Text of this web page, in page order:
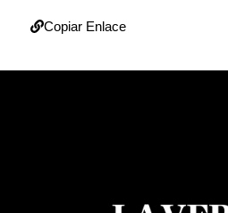
Copiar Enlace